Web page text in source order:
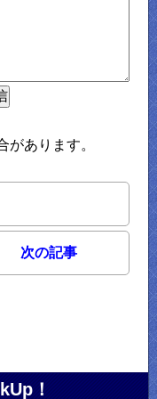
があります。
次の記事
！